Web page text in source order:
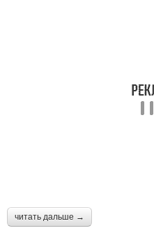
читать дальше →